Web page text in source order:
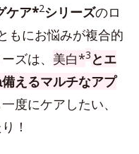
ケア*2シリーズのロ
もにお悩みが複合的
ズは、 美白*3 とエ
えるマルチなアプ
度にケアしたい、
！